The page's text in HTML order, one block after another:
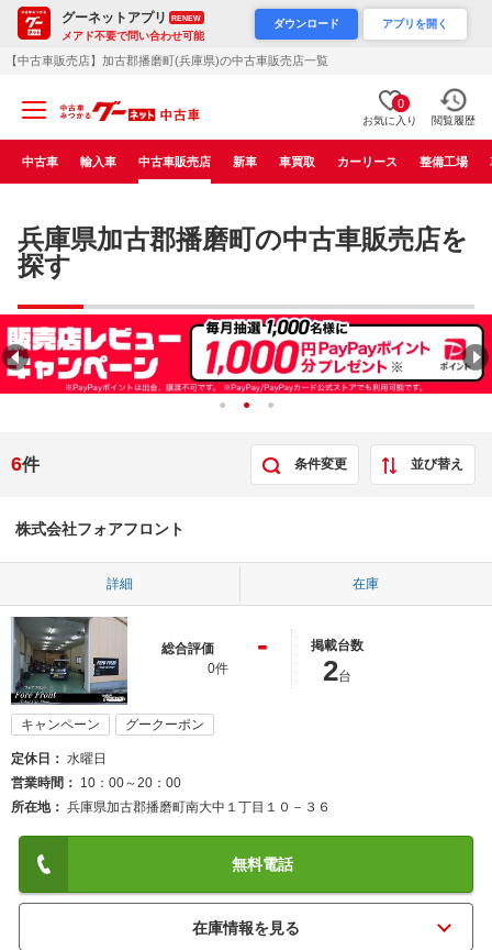
グーネットアプリ RENEW
メアド不要で問い合わせ可能
ダウンロード アプリを開く
【中古車販売店】加古郡播磨町(兵庫県)の中古車販売店一覧
0
お気に入り 閲覧履歴
中古車 輸入車 中古車販売店 新車 車買取 カーリース 整備工場
兵庫県加古郡播磨町の中古車販売店を
探す
6件 条件変更 並び替え
株式会社フォアフロント
詳細 在庫
総合評価 -
0件
掲載台数
2台
キャンペーン グークーポン
定休日
水曜日
営業時間
10：00～20：00
所在地
兵庫県加古郡播磨町南大中１丁目１０－３６
無料電話